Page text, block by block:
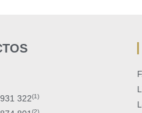
322(1)
(2)